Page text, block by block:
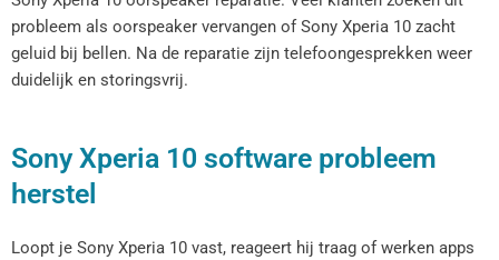
probleem als oorspeaker vervangen of Sony Xperia 10 zacht
geluid bij bellen. Na de reparatie zijn telefoongesprekken weer
duidelijk en storingsvrij.
Sony Xperia 10 software probleem
herstel
Loopt je Sony Xperia 10 vast, reageert hij traag of werken apps